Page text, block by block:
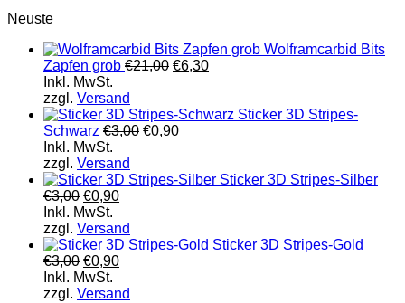
Neuste
Wolframcarbid Bits
Zapfen grob €21,00 €6,30
Inkl. MwSt.
zzgl. Versand
Sticker 3D Stripes-
Schwarz €3,00 €0,90
Inkl. MwSt.
zzgl. Versand
Sticker 3D Stripes-Silber
€3,00 €0,90
Inkl. MwSt.
zzgl. Versand
Sticker 3D Stripes-Gold
€3,00 €0,90
Inkl. MwSt.
zzgl. Versand